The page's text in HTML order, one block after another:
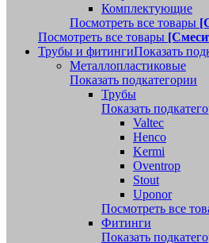
Комплектующие
Посмотреть все товары
Посмотреть все товары
Трубы и фитингиПоказать
Металлопластиковые
Показать подкатегории
Трубы
Показать
Valtec
Henco
Kermi
Oventrop
Stout
Uponor
Посмотреть все
Фитинги
Показать